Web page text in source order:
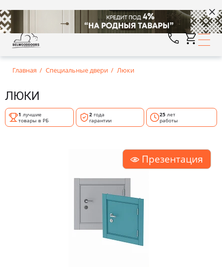
Главная Специальные двери Люки
ЛЮКИ
1 лучшие
товары в РБ
2года
гарантии
25 лет
работы
Презентация